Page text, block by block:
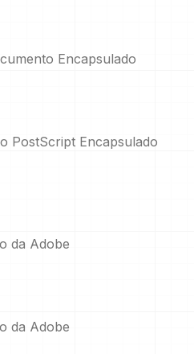
Encapsulado
PostScript Encapsulado
da Adobe
da Adobe